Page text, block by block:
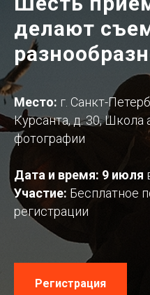
делают
Место: г. Санкт-
Курсанта, д. 30, Школа
фотографии
Дата и время: 9 июля
Участие: Бесплатное
регистрации
Регистрация